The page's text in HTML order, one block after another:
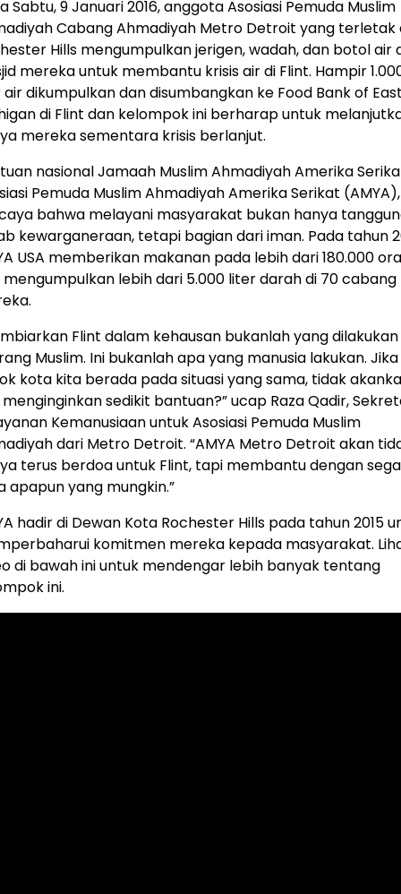
Sabtu, 9 Januari 2016, anggota Asosiasi Pemuda Muslim
Cabang Ahmadiyah Metro Detroit yang terletak
Hills mengumpulkan jerigen, wadah, dan botol air
mereka untuk membantu krisis air di Flint. Hampir
dikumpulkan dan disumbangkan ke Food Bank of
di Flint dan kelompok ini berharap untuk
mereka sementara krisis berlanjut.
nasional Jamaah Muslim Ahmadiyah Amerika
Pemuda Muslim Ahmadiyah Amerika Serikat (AMYA),
bahwa melayani masyarakat bukan hanya
kewarganeraan, tetapi bagian dari iman. Pada tahun
USA memberikan makanan pada lebih dari 180.000
lebih dari 5.000 liter darah di 70 cabang
Flint dalam kehausan bukanlah yang dilakukan
Muslim. Ini bukanlah apa yang manusia lakukan. Jika
kota kita berada pada situasi yang sama, tidak
sedikit bantuan?” ucap Raza Qadir,
Kemanusiaan untuk Asosiasi Pemuda Muslim
dari Metro Detroit. “AMYA Metro Detroit akan
terus berdoa untuk Flint, tapi membantu dengan
apapun yang mungkin.”
hadir di Dewan Kota Rochester Hills pada tahun 2015
komitmen mereka kepada masyarakat.
di bawah ini untuk mendengar lebih banyak tentang
ini.